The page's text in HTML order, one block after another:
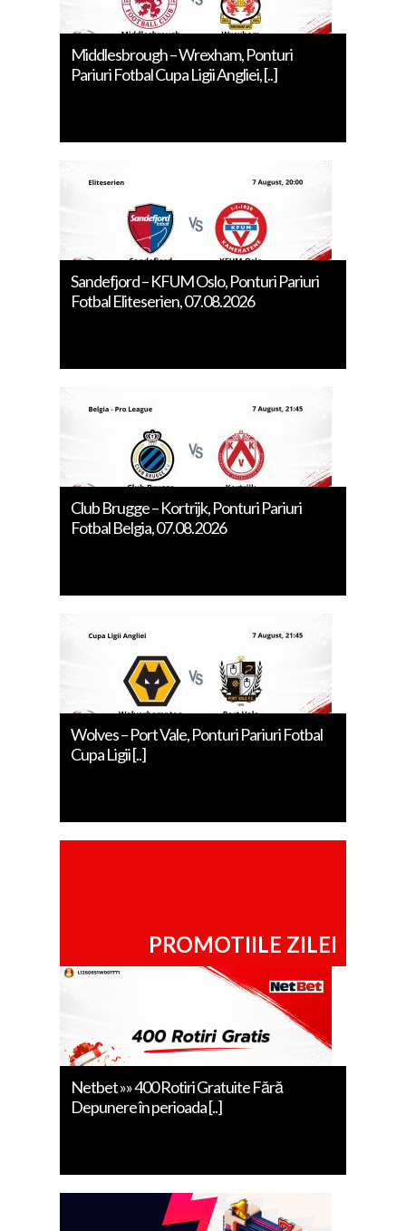
Middlesbrough – Wrexham, Ponturi
Pariuri Fotbal Cupa Ligii Angliei, [..]
Sandefjord – KFUM Oslo, Ponturi Pariuri
Fotbal Eliteserien, 07.08.2026
Club Brugge – Kortrijk, Ponturi Pariuri
Fotbal Belgia, 07.08.2026
Wolves – Port Vale, Ponturi Pariuri Fotbal
Cupa Ligii [..]
PROMOTIILE ZILEI
Netbet »» 400 Rotiri Gratuite Fără
Depunere în perioada [..]